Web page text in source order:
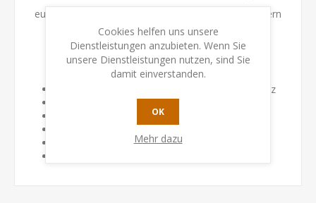
euch, Verbindungen zwischen erfüllten Vertragsfeldern
zu schaffen.
Inhalt:
4 Einkommensmarker "Naturschutz" aus Holz
5 Naturschutzgebietfiguren aus Holz
21 Holzmastfiguren aus Holz
1 Verbindungsplättchen
16 Naturschutzgebiet-/Holzmast-Karten
Cookies helfen uns unsere
Dienstleistungen anzubieten. Wenn Sie
unsere Dienstleistungen nutzen, sind Sie
damit einverstanden.
OK
Mehr dazu